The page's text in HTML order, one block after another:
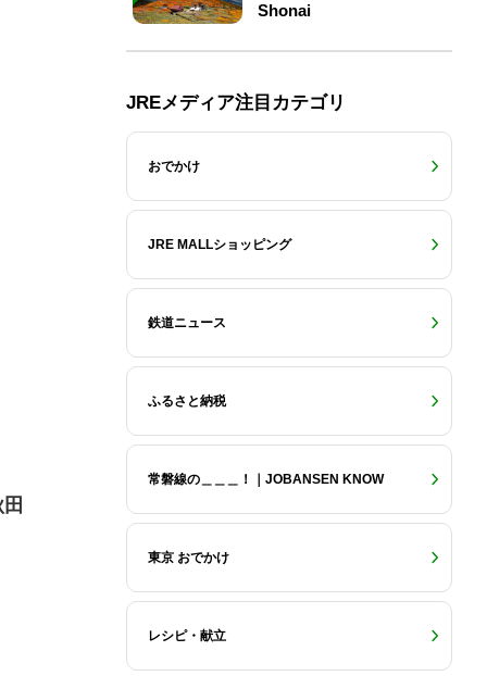
Shonai
JREメディア注目カテゴリ
おでかけ
JRE MALLショッピング
鉄道ニュース
ふるさと納税
常磐線の＿＿＿！｜JOBANSEN KNOW
東京 おでかけ
レシピ・献立